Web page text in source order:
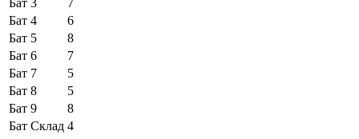
Бат 4
6
Бат 5
8
Бат 6
7
Бат 7
5
Бат 8
5
Бат 9
8
Бат Склад 4